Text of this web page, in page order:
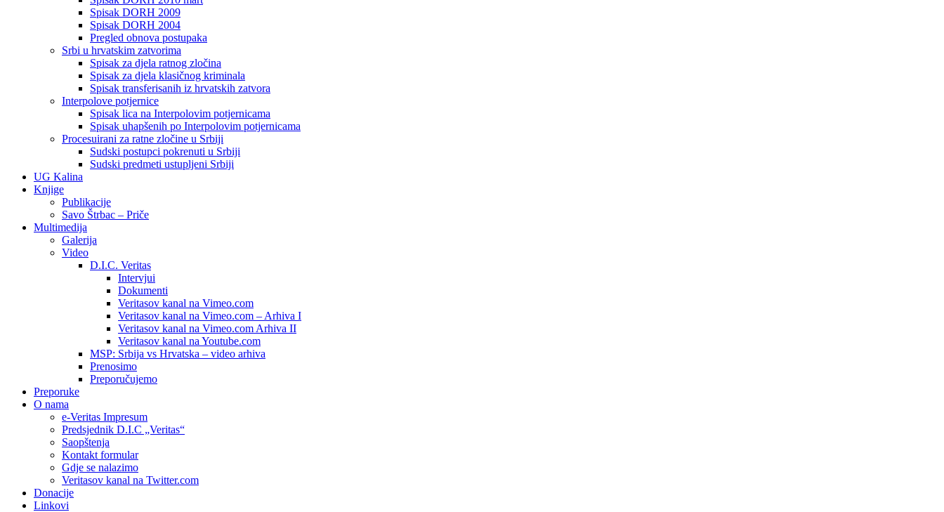
Spisak DORH 2009
Spisak DORH 2004
Pregled obnova postupaka
Srbi u hrvatskim zatvorima
Spisak za djela ratnog zločina
Spisak za djela klasičnog kriminala
Spisak transferisanih iz hrvatskih zatvora
Interpolove potjernice
Spisak lica na Interpolovim potjernicama
Spisak uhapšenih po Interpolovim potjernicama
Procesuirani za ratne zločine u Srbiji
Sudski postupci pokrenuti u Srbiji
Sudski predmeti ustupljeni Srbiji
UG Kalina
Knjige
Publikacije
Savo Štrbac – Priče
Multimedija
Galerija
Video
D.I.C. Veritas
Intervjui
Dokumenti
Veritasov kanal na Vimeo.com
Veritasov kanal na Vimeo.com – Arhiva I
Veritasov kanal na Vimeo.com Arhiva II
Veritasov kanal na Youtube.com
MSP: Srbija vs Hrvatska – video arhiva
Prenosimo
Preporučujemo
Preporuke
O nama
e-Veritas Impresum
Predsjednik D.I.C „Veritas“
Saopštenja
Kontakt formular
Gdje se nalazimo
Veritasov kanal na Twitter.com
Donacije
Linkovi